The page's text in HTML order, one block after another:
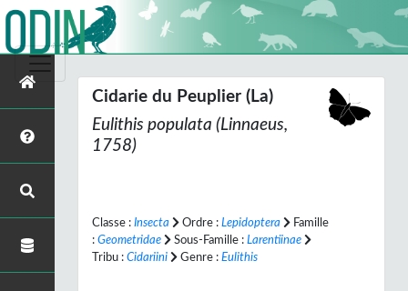
Cidarie du Peuplier (La)
Eulithis populata (Linnaeus,
1758)
Classe : Insecta Ordre : Lepidoptera
Famille
: Geometridae Sous-Famille : Larentiinae
Tribu : Cidariini Genre : Eulithis